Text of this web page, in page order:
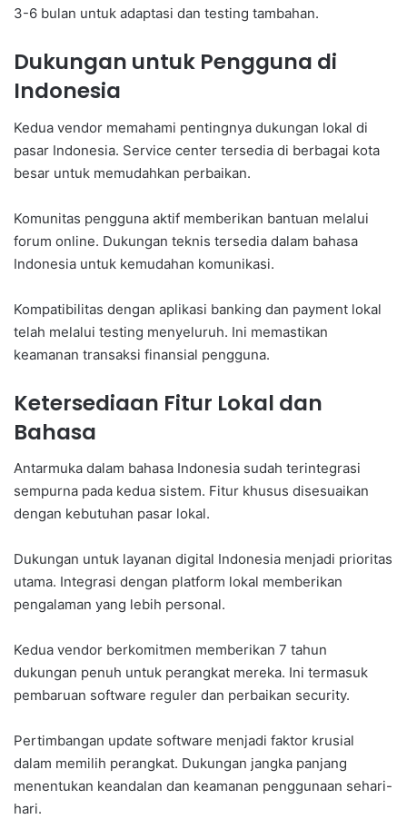
3-6 bulan untuk adaptasi dan testing tambahan.
Dukungan untuk Pengguna di
Indonesia
Kedua vendor memahami pentingnya dukungan lokal di
pasar Indonesia. Service center tersedia di berbagai kota
besar untuk memudahkan perbaikan.
Komunitas pengguna aktif memberikan bantuan melalui
forum online. Dukungan teknis tersedia dalam bahasa
Indonesia untuk kemudahan komunikasi.
Kompatibilitas dengan aplikasi banking dan payment lokal
telah melalui testing menyeluruh. Ini memastikan
keamanan transaksi finansial pengguna.
Ketersediaan Fitur Lokal dan
Bahasa
Antarmuka dalam bahasa Indonesia sudah terintegrasi
sempurna pada kedua sistem. Fitur khusus disesuaikan
dengan kebutuhan pasar lokal.
Dukungan untuk layanan digital Indonesia menjadi prioritas
utama. Integrasi dengan platform lokal memberikan
pengalaman yang lebih personal.
Kedua vendor berkomitmen memberikan 7 tahun
dukungan penuh untuk perangkat mereka. Ini termasuk
pembaruan software reguler dan perbaikan security.
Pertimbangan update software menjadi faktor krusial
dalam memilih perangkat. Dukungan jangka panjang
menentukan keandalan dan keamanan penggunaan sehari-
hari.